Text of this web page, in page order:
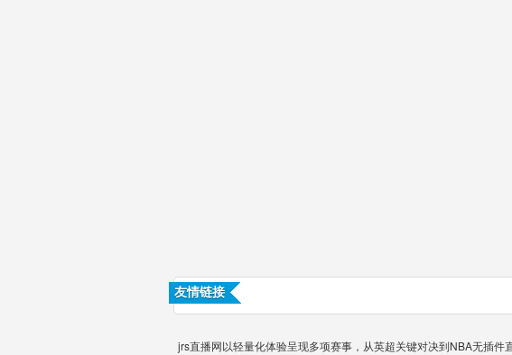
友情链接
jrs直播网以轻量化体验呈现多项赛事，从英超关键对决到NBA无插